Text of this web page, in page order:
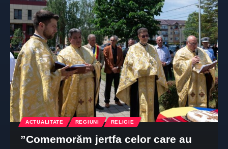
ACTUALITATE REGIUNI RELIGIE
”Comemorăm jertfa celor care au